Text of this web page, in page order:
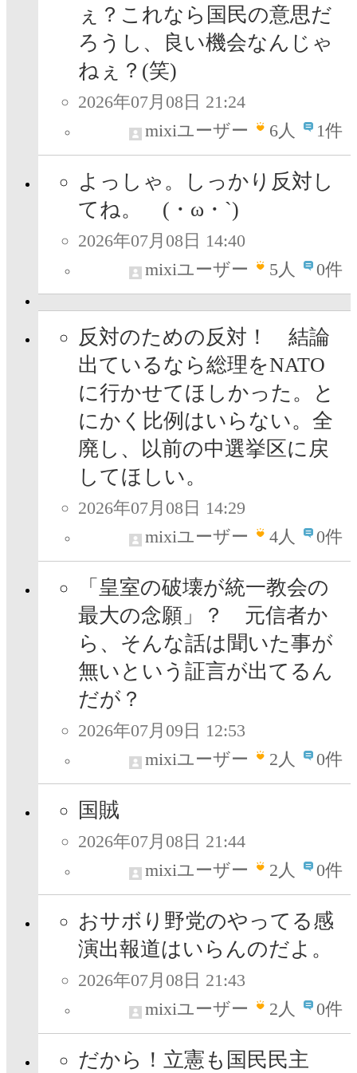
ぇ？これなら国民の意思だ
ろうし、良い機会なんじゃ
ねぇ？(笑)
2026年07月08日 21:24
mixiユーザー
6人 1件
よっしゃ。しっかり反対し
てね。 (・ω・`)
2026年07月08日 14:40
mixiユーザー
5人 0件
反対のための反対！ 結論
出ているなら総理をNATO
に行かせてほしかった。と
にかく比例はいらない。全
廃し、以前の中選挙区に戻
してほしい。
2026年07月08日 14:29
mixiユーザー
4人 0件
「皇室の破壊が統一教会の
最大の念願」？ 元信者か
ら、そんな話は聞いた事が
無いという証言が出てるん
だが？
2026年07月09日 12:53
mixiユーザー
2人 0件
国賊
2026年07月08日 21:44
mixiユーザー
2人 0件
おサボり野党のやってる感
演出報道はいらんのだよ。
2026年07月08日 21:43
mixiユーザー
2人 0件
だから！立憲も国民民主